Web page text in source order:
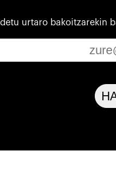
urtaro bakoitzarekin